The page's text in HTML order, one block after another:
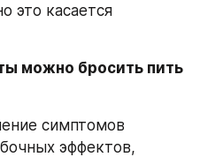
это касается
можно бросить пить
симптомов
эффектов,